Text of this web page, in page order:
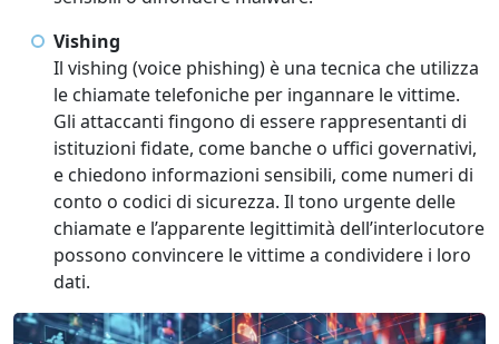
Vishing
Il vishing (voice phishing) è una tecnica che utilizza
le chiamate telefoniche per ingannare le vittime.
Gli attaccanti fingono di essere rappresentanti di
istituzioni fidate, come banche o uffici governativi,
e chiedono informazioni sensibili, come numeri di
conto o codici di sicurezza. Il tono urgente delle
chiamate e l’apparente legittimità dell’interlocutore
possono convincere le vittime a condividere i loro
dati.